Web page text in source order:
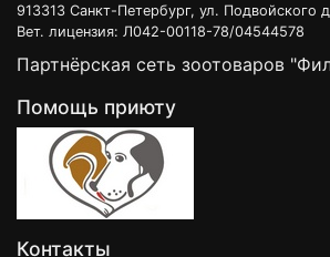
913313 Санкт-Петербург, ул. Подвойского
Вет. лицензия: Л042-00118-78/04544578
Партнёрская сеть зоотоваров
Помощь приюту
Контакты